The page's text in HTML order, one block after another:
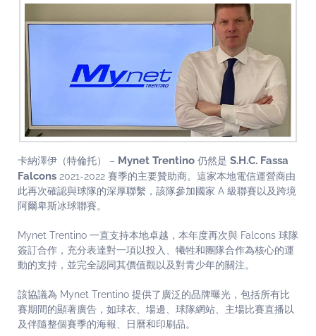
卡納澤伊（特倫托） – Mynet Trentino 仍然是 S.H.C. Fassa
Falcons 2021-2022 賽季的主要贊助商。這家本地電信運營商由
此再次確認與球隊的深厚聯繫，該隊參加國家 A 級聯賽以及跨境
阿爾卑斯冰球聯賽。
Mynet Trentino 一直支持本地卓越，本年度再次與 Falcons 球隊
簽訂合作，充分表達對一項以投入、犧牲和團隊合作為核心的運
動的支持，並完全認同其價值觀以及對青少年的關注。
該協議為 Mynet Trentino 提供了廣泛的品牌曝光，包括所有比
賽期間的顯著廣告，如球衣、場邊、球隊網站、主場比賽直播以
及伴隨整個賽季的海報、日曆和印刷品。